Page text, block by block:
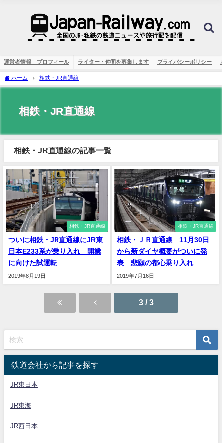
運営者情報 プロフィール ライター・仲間を募集します プライバシーポリシー
ホーム 相鉄・JR直通線
相鉄・JR直通線
相鉄・JR直通線の記事一覧
相鉄・JR直通線
ついに相鉄・JR直通線にJR東
日本E233系が乗り入れ 開業
に向けた試運転
2019年8月19日
相鉄・JR直通線
相鉄・ＪＲ直通線 11月30日
から新ダイヤ概要がついに発
表 悲願の都心乗り入れ
2019年7月16日
3 / 3
鉄道会社から記事を探す
JR東日本
JR東海
JR西日本